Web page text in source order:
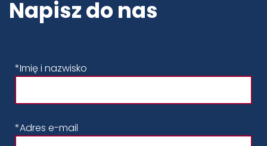
Napisz do nas
*Imię i nazwisko
*Adres e-mail